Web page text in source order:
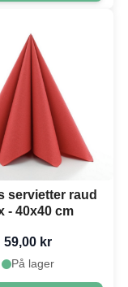
servietter raud
- 40x40 cm
59,00 kr
På lager